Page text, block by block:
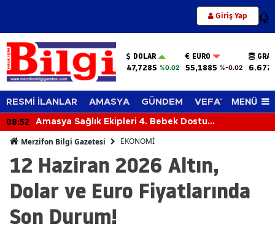
Giriş Yap 12
DOLAR
47,7285 %0.02
EURO
55,1885 %-0.02
RESMİ İLANLAR AMASYA GÜNDEM VEFAT EDENLER
MENÜ
08:52
Amasya Sağlık Ekipleri 4. Bebek Dostu
Merzifon Bilgi Gazetesi EKONOMİ
12 Haziran 2026 Altın,
Dolar ve Euro Fiyatlarında
Son Durum!